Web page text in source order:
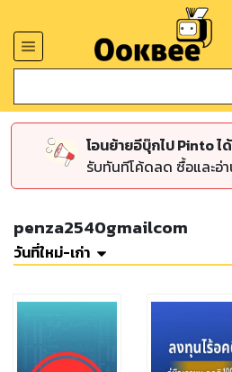
โอนย้ายอีบุ๊กไป Pinto
รับทันทีโค้ดลด ซื้อและอ่
penza2540gmailcom
วันที่ใหม่-เก่า